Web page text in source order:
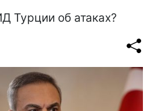
Турции об атаках?